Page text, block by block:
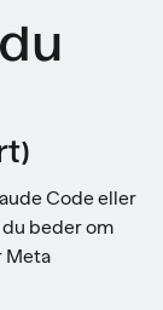
Code eller
beder om
Meta